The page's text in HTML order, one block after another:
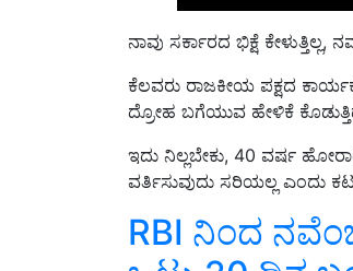
ನಾವು ಸರ್ಕಾರದ ಭಿಕ್ಷೆ
ಕೆಲವರು ರಾಜಕೀಯ ಪಕ್ಷದ
ದ್ರೋಹ ಬಗೆಯುವ ಹೇಳಿಕೆ
ಇದು ನಿಲ್ಲಬೇಕು, 40 ವರ್ಷ
ವರ್ತಿಸುವುದು ಸರಿಯಲ್ಲ ಎಂದು
RBI ನಿಂದ
ಒಟ್ಟು 20 ದಿನ